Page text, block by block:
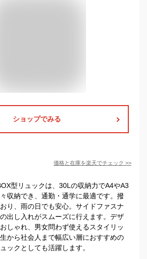
ショップでみる
価格と在庫を楽天でチェック >>
型リュックは、30Lの収納力でA4やA3
収納でき、通勤・通学に最適です。撥
り、雨の日でも安心。サイドファスナ
出し入れがスムーズに行えます。デザ
しゃれ、男女問わず使えるスタイリッ
から社会人まで幅広い層におすすめの
ックとしても活躍します。